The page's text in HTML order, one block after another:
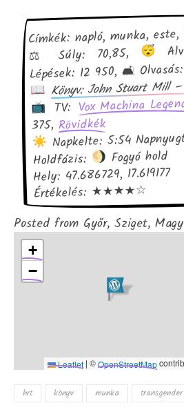
Címkék: napló, munka,
⚖ Súly: 70,85,
Lépések: 12 950, 🛋
Könyv: John Stuart Mill
TV: Vox Machina
375,Rövidkék
Napkelte: 5:54
Holdfázis: Fogyó hold
Hely: 47.686729, 17.619177
Értékelés: ★★★★☆
Posted from Győr, Sziget,
+
−
Leaflet | ©OpenStreetMap
hrt könyv munka transgender